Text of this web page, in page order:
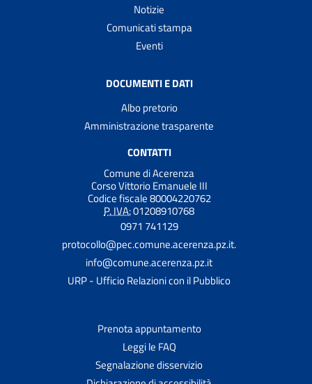
Notizie
Comunicati stampa
Eventi
DOCUMENTI E DATI
Albo pretorio
Amministrazione trasparente
CONTATTI
Comune di Acerenza
Corso Vittorio Emanuele III
Codice fiscale 80004220762
P. IVA:01208910768
0971 741129
protocollo@pec.comune.acerenza.pz.it.
info@comune.acerenza.pz.it
URP - Ufficio Relazioni con il Pubblico
Prenota appuntamento
Leggi le FAQ
Segnalazione disservizio